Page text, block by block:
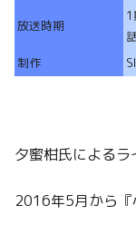
放送時期
制作
夕蜜柑氏によるラ
2016年5月から『